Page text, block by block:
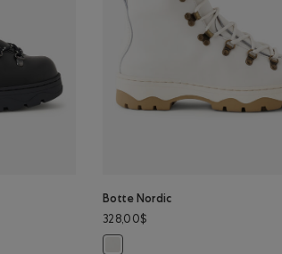
Botte Nordic
328,00$